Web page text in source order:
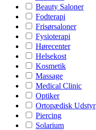
Beauty Saloner
Fodterapi
Frisørsaloner
Fysioterapi
Hørecenter
Helsekost
Kosmetik
Massage
Medical Clinic
Optiker
Ortopædisk Udstyr
Piercing
Solarium